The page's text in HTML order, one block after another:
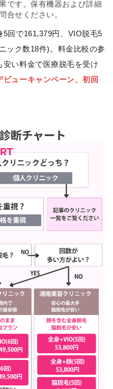
です。保有機器および詳細
合せください。
回で161,379円、VIO脱毛5
ック数18件)。料金比較の参
い料金で医療脱毛を受け
ビューキャンペーン、初回